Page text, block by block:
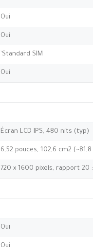
Oui
Oui
`Standard SIM
Oui
Écran LCD IPS, 480 nits (typ)
6,52 pouces, 102,6 cm2
720 x 1600 pixels, rapport 20
Oui
Oui